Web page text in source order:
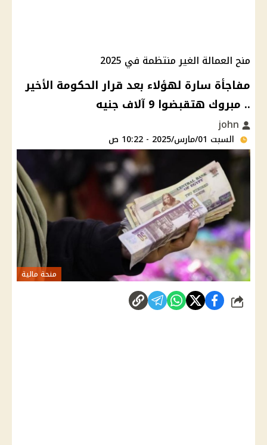
منح العمالة الغير منتظمة في 2025
مفاجأة سارة لهؤلاء بعد قرار الحكومة الأخير
.. مبروك هتقبضوا 9 آلاف جنيه
السبت 01/مارس/2025 - 10:22 ص
منحة مالية
شارك